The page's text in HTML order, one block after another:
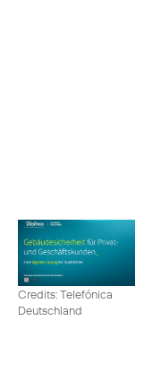
Credits: Telefónica
Deutschland